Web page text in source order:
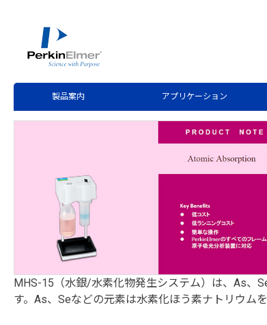
製品案内 アプリケーション
Product Note Download
MHS-15 水銀／水素化物
MHS-15（水銀/水素化物発生システム）は、As、
す。As、Seなどの元素は水素化ほう素ナトリウム